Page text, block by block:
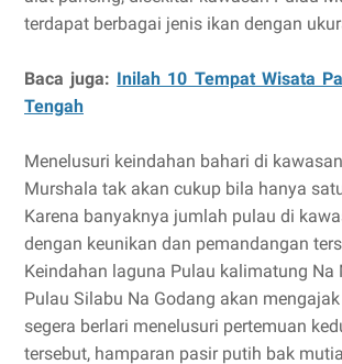
terdapat berbagai jenis ikan dengan
Baca juga: Inilah 10 Tempat Wisata
Tengah
Menelusuri keindahan bahari di
Murshala tak akan cukup bila hanya
Karena banyaknya jumlah pulau di
dengan keunikan dan pemandangan
Keindahan laguna Pulau kalimatung Na
Pulau Silabu Na Godang akan
segera berlari menelusuri pertemuan
tersebut, hamparan pasir putih bak